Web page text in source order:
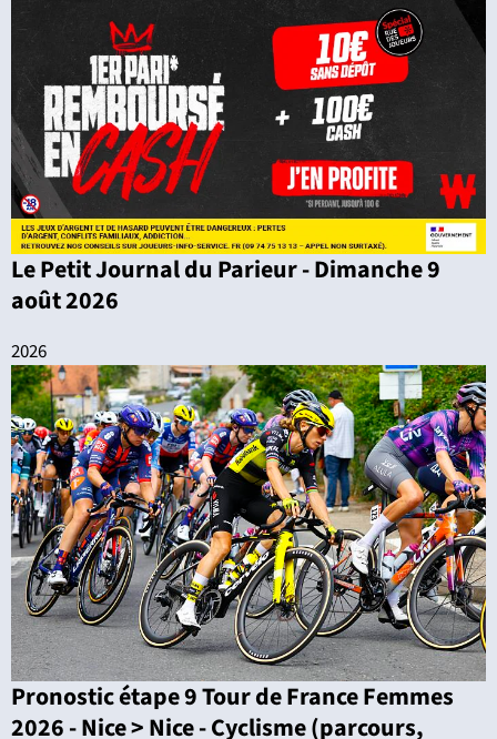
Le Petit Journal du Parieur - Dimanche 9
août 2026
2026
Pronostic étape 9 Tour de France Femmes
2026 - Nice > Nice - Cyclisme (parcours,